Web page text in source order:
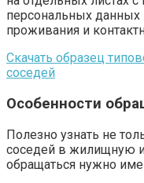
персональных
проживания и
Скачать образец
соседей
Особенности
Полезно узнать не
соседей в жилищную
обращаться нужно